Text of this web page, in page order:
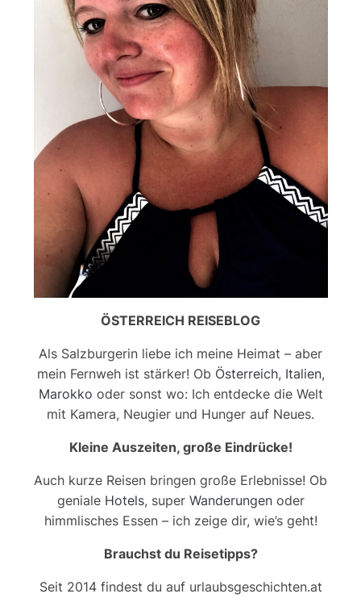
ÖSTERREICH REISEBLOG
Als Salzburgerin liebe ich meine Heimat – aber
mein Fernweh ist stärker! Ob Österreich, Italien,
Marokko oder sonst wo: Ich entdecke die Welt
mit Kamera, Neugier und Hunger auf Neues.
Kleine Auszeiten, große Eindrücke!
Auch kurze Reisen bringen große Erlebnisse! Ob
geniale Hotels, super Wanderungenoder
himmlisches Essen – ich zeige dir, wie’s geht!
Brauchst du Reisetipps?
Seit 2014 findest du auf urlaubsgeschichten.at